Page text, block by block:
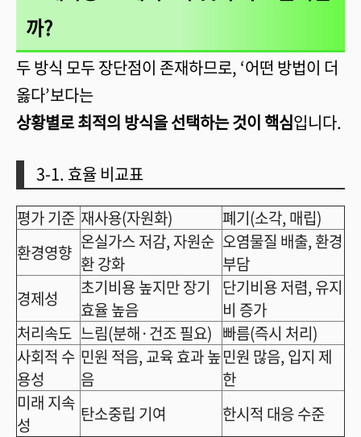
까?
두 방식 모두 장단점이 존재하므로, ‘어떤 방법이 더
옳다’보다는
상황별로 최적의 방식을 선택하는 것이 핵심입니다.
3-1. 효율 비교표
평가 기준 재사용(자원화)
폐기(소각, 매립)
환경영향 온실가스 저감, 자원순
환 강화
오염물질 배출, 환경
부담
경제성
초기비용 높지만 장기
효율 높음
단기비용 저렴, 유지
비 증가
처리속도 느림(분해·건조 필요) 빠름(즉시 처리)
사회적 수
용성
민원 적음, 교육 효과 높
음
민원 많음, 입지 제
한
미래 지속
성
탄소중립 기여 한시적 대응 수준